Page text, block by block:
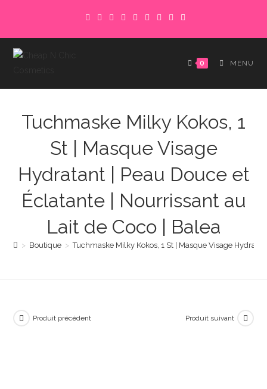
content
0 MENU
Tuchmaske Milky Kokos, 1
St | Masque Visage
Hydratant | Peau Douce et
Éclatante | Nourrissant au
Lait de Coco | Balea
> Boutique > Tuchmaske Milky Kokos, 1 St | Masque Visage
Produit précédent Produit suivant